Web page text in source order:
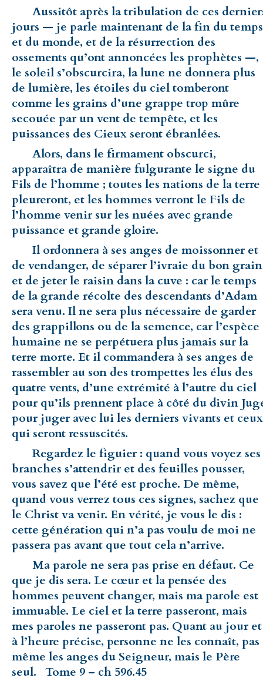
Aussitôt après la tribulation de ces
jours — je parle maintenant de la fin du temps
et du monde, et de la résurrection des
ossements qu’ont annoncées les prophètes —,
le soleil s’obscurcira, la lune ne donnera plus
de lumière, les étoiles du ciel tomberont
comme les grains d’une grappe trop mûre
secouée par un vent de tempête, et les
puissances des Cieux seront ébranlées.
Alors, dans le firmament obscurci,
apparaîtra de manière fulgurante le signe du
Fils de l’homme ; toutes les nations de la terre
pleureront, et les hommes verront le Fils de
l’homme venir sur les nuées avec grande
puissance et grande gloire.
Il ordonnera à ses anges de moissonner et
de vendanger, de séparer l’ivraie du bon grain
et de jeter le raisin dans la cuve : car le temps
de la grande récolte des descendants d’Adam
sera venu. Il ne sera plus nécessaire de garder
des grappillons ou de la semence, car l’espèce
humaine ne se perpétuera plus jamais sur la
terre morte. Et il commandera à ses anges de
rassembler au son des trompettes les élus des
quatre vents, d’une extrémité à l’autre du ciel
pour qu’ils prennent place à côté du divin
pour juger avec lui les derniers vivants et ceux
qui seront ressuscités.
Regardez le figuier : quand vous voyez ses
branches s’attendrir et des feuilles pousser,
vous savez que l’été est proche. De même,
quand vous verrez tous ces signes, sachez que
le Christ va venir. En vérité, je vous le dis :
cette génération qui n’a pas voulu de moi ne
passera pas avant que tout cela n’arrive.
Ma parole ne sera pas prise en défaut. Ce
que je dis sera. Le cœur et la pensée des
hommes peuvent changer, mais ma parole est
immuable. Le ciel et la terre passeront, mais
mes paroles ne passeront pas. Quant au jour et
à l’heure précise, personne ne les connaît, pas
même les anges du Seigneur, mais le Père
seul. Tome 9 – ch 596.45